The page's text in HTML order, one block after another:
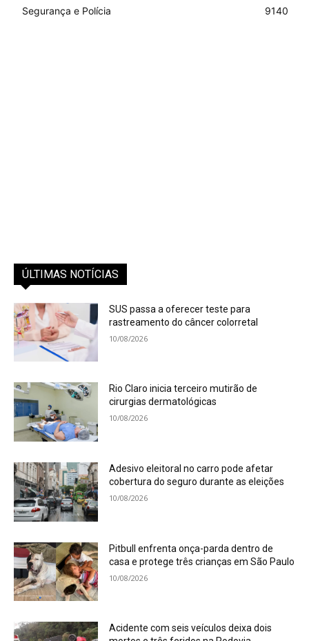
Segurança e Polícia
9140
ÚLTIMAS NOTÍCIAS
SUS passa a oferecer teste para
rastreamento do câncer colorretal
10/08/2026
Rio Claro inicia terceiro mutirão de
cirurgias dermatológicas
10/08/2026
Adesivo eleitoral no carro pode afetar
cobertura do seguro durante as eleições
10/08/2026
Pitbull enfrenta onça-parda dentro de
casa e protege três crianças em São Paulo
10/08/2026
Acidente com seis veículos deixa dois